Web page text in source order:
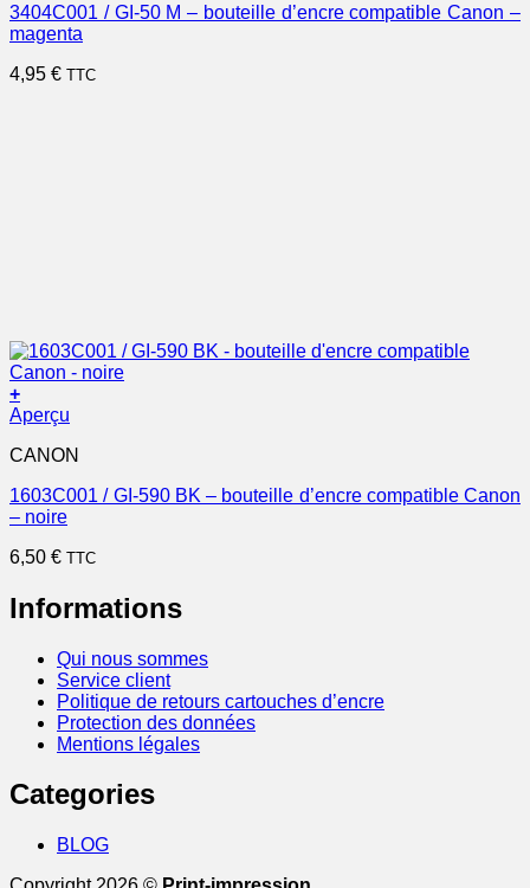
3404C001 / GI-50 M – bouteille d’encre compatible Canon –
magenta
4,95 € TTC
+
Aperçu
CANON
1603C001 / GI-590 BK – bouteille d’encre compatible Canon
– noire
6,50 € TTC
Informations
Qui nous sommes
Service client
Politique de retours cartouches d’encre
Protection des données
Mentions légales
Categories
BLOG